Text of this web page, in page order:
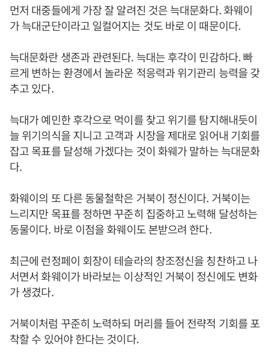
먼저 대중들에게 가장 잘 알려진 것은 늑대문화다. 화웨이
가 늑대군단이라고 일컬어지는 것도 바로 이 때문이다.
늑대문화란 생존과 관련된다. 늑대는 후각이 민감하다. 빠
르게 변하는 환경에서 놀라운 적응력과 위기관리 능력을 갖
추고 있다.
늑대가 예민한 후각으로 먹이를 찾고 위기를 탐지해내듯이
늘 위기의식을 지니고 고객과 시장을 제대로 읽어내 기회를
잡고 목표를 달성해 가겠다는 것이 화웨가 말하는 늑대문화
다.
화웨이의 또 다른 동물철학은 거북이 정신이다. 거북이는
느리지만 목표를 정하면 꾸준히 집중하고 노력해 달성하는
동물이다. 바로 이점을 화웨이도 본받으려 한다.
최근에 런정페이 회장이 테슬라의 창조정신을 칭찬하고 나
서면서 화웨이가 바라보는 이상적인 거북이 정신에도 변화
가 생겼다.
거북이처럼 꾸준히 노력하되 머리를 들어 전략적 기회를 포
착할 수 있어야 한다는 것이다.